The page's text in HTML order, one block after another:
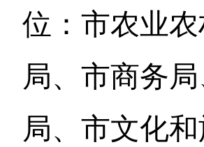
位：市农业
局、市商务
局、市文化